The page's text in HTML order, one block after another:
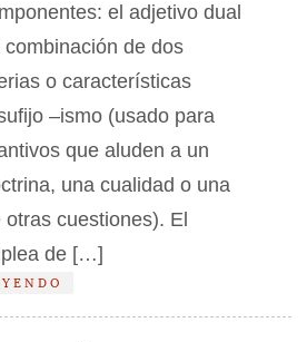
el adjetivo dual
de dos
o características
–ismo (usado para
que aluden a un
una cualidad o una
cuestiones). El
de […]